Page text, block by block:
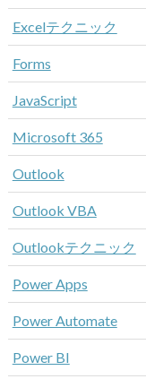
Excelテクニック
Forms
JavaScript
Microsoft 365
Outlook
Outlook VBA
Outlookテクニック
Power Apps
Power Automate
Power BI